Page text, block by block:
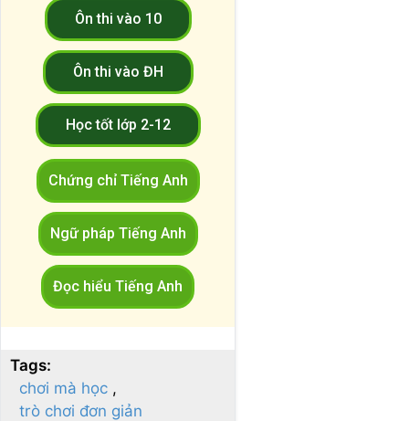
Ôn thi vào 10
Ôn thi vào ĐH
Học tốt lớp 2-12
Chứng chỉ Tiếng Anh
Ngữ pháp Tiếng Anh
Đọc hiểu Tiếng Anh
Tags:
chơi mà học
trò chơi đơn giản